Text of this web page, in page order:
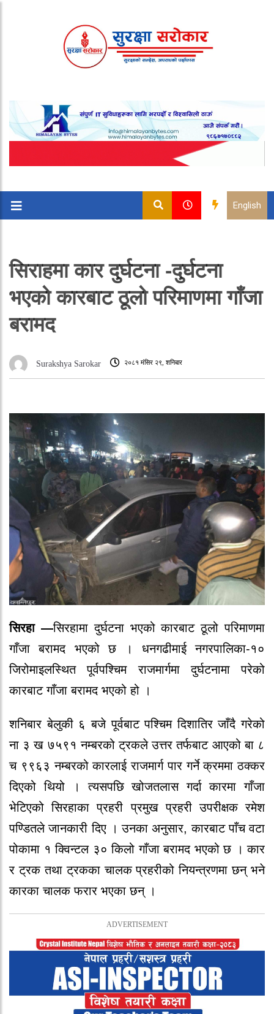
English
सिराहमा कार दुर्घटना -दुर्घटना
भएको कारबाट ठूलो परिमाणमा गाँजा
बरामद
Surakshya Sarokar २०८१ मंसिर २९, शनिबार
सिरहा —सिरहामा दुर्घटना भएको कारबाट ठूलो परिमाणमा
गाँजा बरामद भएको छ । धनगढीमाई नगरपालिका-१०
जिरोमाइलस्थित पूर्वपश्चिम राजमार्गमा दुर्घटनामा परेको
कारबाट गाँजा बरामद भएको हो ।
शनिबार बेलुकी ६ बजे पूर्वबाट पश्चिम दिशातिर जाँदै गरेको
ना ३ ख ७५९१ नम्बरको ट्रकले उत्तर तर्फबाट आएको बा ८
च ९९६३ नम्बरको कारलाई राजमार्ग पार गर्ने क्रममा ठक्कर
दिएको थियो । त्यसपछि खोजतलास गर्दा कारमा गाँजा
भेटिएको सिरहाका प्रहरी प्रमुख प्रहरी उपरीक्षक रमेश
पण्डितले जानकारी दिए । उनका अनुसार, कारबाट पाँच वटा
पोकामा १ क्विन्टल ३० किलो गाँजा बरामद भएको छ । कार
र ट्रक तथा ट्रकका चालक प्रहरीको नियन्त्रणमा छन् भने
कारका चालक फरार भएका छन् ।